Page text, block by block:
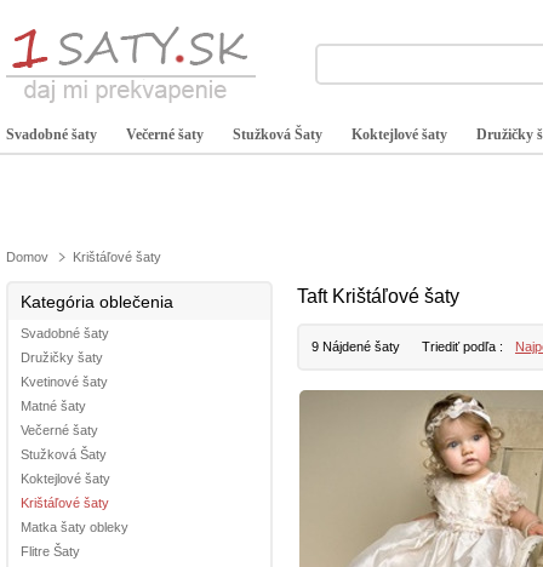
Svadobné šaty Večerné šaty Stužková Šaty Koktejlové šaty Družičky
Domov Krištáľové šaty
Kategória oblečenia
Svadobné šaty
Družičky šaty
Kvetinové šaty
Matné šaty
Večerné šaty
Stužková Šaty
Koktejlové šaty
Krištáľové šaty
Matka šaty obleky
Flitre Šaty
Taft Krištáľové šaty
9 Nájdené šaty Triediť podľa :